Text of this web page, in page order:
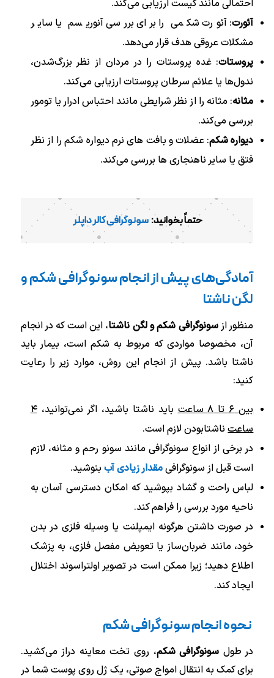
احتمالی مانند کیست ارزیابی می‌کند.
آئورت: آئورت شکمی را برای بررسی آنوریسم یا سایر
مشکلات عروقی هدف قرار می‌دهد.
پروستات: غده پروستات را در مردان از نظر بزرگ‌شدن،
ندول‌ها یا علائم سرطان پروستات ارزیابی می‌کند.
مثانه: مثانه را از نظر شرایطی مانند احتباس ادرار یا تومور
بررسی می‌کند.
دیواره شکم: عضلات و بافت های نرم دیواره شکم را از نظر
فتق یا سایر ناهنجاری ها بررسی می‌کند.
حتماً بخوانید:سونوگرافی کالر داپلر
آمادگی‌های پیش از انجام سونوگرافی شکم و
لگن ناشتا
منظور ازسونوگرافی شکم و لگن ناشتا، این است که در انجام
آن، مخصوصا مواردی که مربوط به شکم است، بیمار باید
ناشتا باشد. پیش از انجام این روش، موارد زیر را رعایت
کنید:
بین ۶ تا ۸ ساعت
باید ناشتا باشید، اگر نمی‌توانید،۴
ساعتناشتا‌بودن لازم است.
در برخی از انواع سونوگرافی مانند سونو رحم و مثانه، لازم
است قبل از سونوگرافیمقدار زیادی آببنوشید.
لباس راحت و گشاد بپوشید که امکان دسترسی آسان به
ناحیه مورد بررسی را فراهم کند.
در صورت داشتن هرگونه ایمپلنت یا وسیله فلزی در بدن
خود، مانند ضربان‌ساز یا تعویض مفصل فلزی، به پزشک
اطلاع دهید؛ زیرا ممکن است در تصویر اولتراسوند اختلال
ایجاد کند.
نحوه انجام سونوگرافی شکم
در طول سونوگرافی شکم، روی تخت معاینه دراز می‌کشید.
برای کمک به انتقال امواج صوتی، یک ژل روی پوست شما در